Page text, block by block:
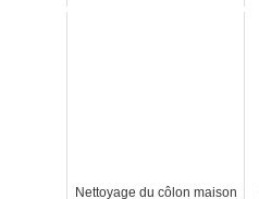
Nettoyage du côlon maison